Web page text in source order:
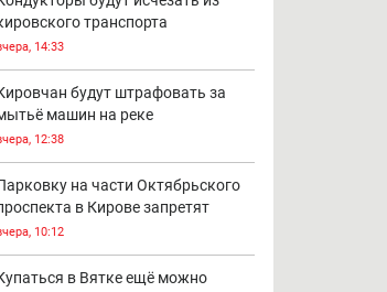
транспорта
14:33
будут штрафовать за
машин на реке
12:38
на части Октябрьского
в Кирове запретят
10:12
в Вятке ещё можно